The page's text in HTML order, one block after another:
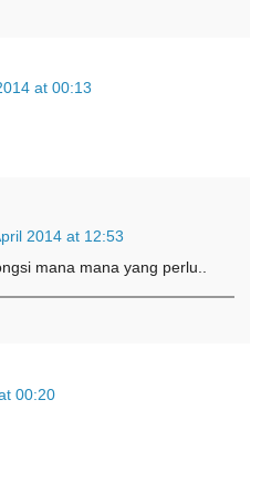
at 00:13
2014 at 12:53
mana mana yang perlu..
00:20